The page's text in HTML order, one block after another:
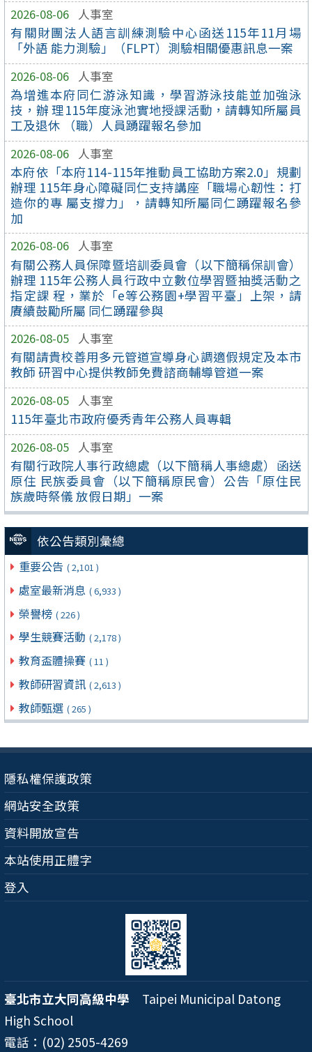
2026-08-06 人事室
有關財團法人語言訓練測驗中心函送115年11月場
「外語 能力測驗」（FLPT）測驗相關優惠訊息一案
2026-08-06 人事室
為增進本府同仁游泳知識，學習游泳技能並加強泳
技，辦 理115年度泳池實地授課活動，請轉知所屬員
工及退休 （職）人員踴躍報名參加
2026-08-06 人事室
本府依「本府114-115年推動員工協助方案2.0」規劃
辦理 115年身心障礙同仁支持講座「職場心韌性：打
造你的專 屬支撐力」，請轉知所屬同仁踴躍報名參
加
2026-08-06 人事室
有關公務人員保障暨培訓委員會（以下簡稱保訓會）
辦理 115年公務人員行政中立數位學習暨抽獎活動之
指定課 程，業於「e等公務園+學習平臺」上架，請
賡續鼓勵所屬 同仁踴躍參與
2026-08-05 人事室
有關請貴校善用多元管道宣導身心調適假規定及本市
教師 研習中心提供教師免費諮商輔導管道一案
2026-08-05 人事室
115年臺北市政府優秀青年公務人員專輯
2026-08-05 人事室
有關行政院人事行政總處（以下簡稱人事總處）函送
原住 民族委員會（以下簡稱原民會）公告「原住民
族歲時祭儀 放假日期」一案
依公告類別彙總
重要公告 ( 2,101 )
處室最新消息 ( 6,933 )
榮譽榜 ( 226 )
學生競賽活動 ( 2,178 )
教育盃體操賽 ( 11 )
教師研習資訊 ( 2,613 )
教師甄選 ( 265 )
隱私權保護政策
網站安全政策
資料開放宣告
本站使用正體字
登入
臺北市立大同高級中學 Taipei Municipal Datong
High School
電話：(02) 2505-4269